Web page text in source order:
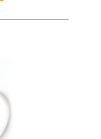
plusieurs
être
sur